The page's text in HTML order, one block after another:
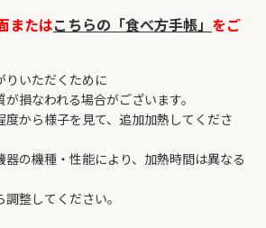
またはこちらの「食べ方手帳」 をご
いただくために
損なわれる場合がございます。
から様子を見て、追加加熱してくださ
器の機種・性能により、加熱時間は異なる
整してください。